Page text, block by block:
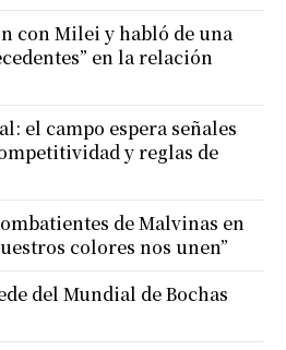
con Milei y habló de una
en la relación
el campo espera señales
y reglas de
de Malvinas en
colores nos unen”
del Mundial de Bochas